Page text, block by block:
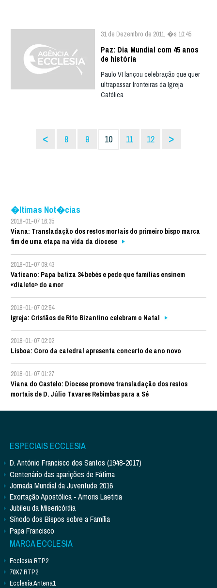
31 de Dezembro de 2011, �s 10:45
Paz: Dia Mundial com 45 anos
de história
Paulo VI lançou celebração que quer
ultrapassar fronteiras da Igreja
Católica
< 8 9 10 11 12 >
�ltimas Not�cias
2018-01-07 16:35
Viana: Transladação dos restos mortais do primeiro bispo marca
fim de uma etapa na vida da diocese
2018-01-07 09:43
Vaticano: Papa batiza 34 bebés e pede que famílias ensinem
«dialeto» do amor
2018-01-07 02:54
Igreja: Cristãos de Rito Bizantino celebram o Natal
2018-01-07 02:02
Lisboa: Coro da catedral apresenta concerto de ano novo
2018-01-07 01:27
Viana do Castelo: Diocese promove transladação dos restos
mortais de D. Júlio Tavares Rebimbas para a Sé
ESPECIAIS ECCLESIA
D. António Francisco dos Santos (1948-2017)
Centenário das aparições de Fátima
Jornada Mundial da Juventude 2016
Exortação Apostólica - Amoris Laetitia
Jubileu da Misericórdia
Sínodo dos Bispos sobre a Família
Papa Francisco
MARCA ECCLESIA
Ecclesia RTP2
70X7 RTP2
Ecclesia Antena1